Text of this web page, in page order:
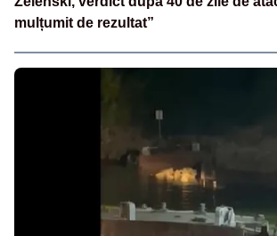
mulțumit de rezultat”